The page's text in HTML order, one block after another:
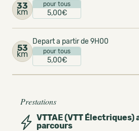
33
km
pour tous
5,00€
53
km
Depart a partir de 9H00
pour tous
5,00€
Prestations
VTTAE (VTT
parcours